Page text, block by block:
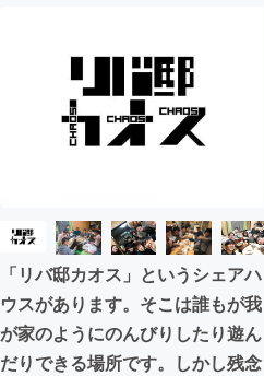
テクノロジー・ガジェ
映像・映画
まちづくり・地域活性
CAMPFIRE for Social Good
CAMPFIREふるさと納税
「リバ邸カオス」というシェアハ
ウスがあります。そこは誰もが我
が家のようにのんびりしたり遊ん
だりできる場所です。しかし残念